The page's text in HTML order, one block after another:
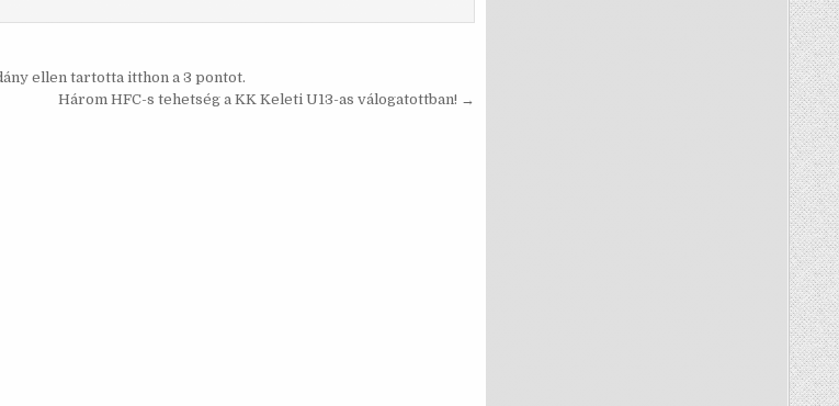
ellen tartotta itthon a 3 pontot.
Három HFC-s tehetség a KK Keleti U13-as válogatottban! →